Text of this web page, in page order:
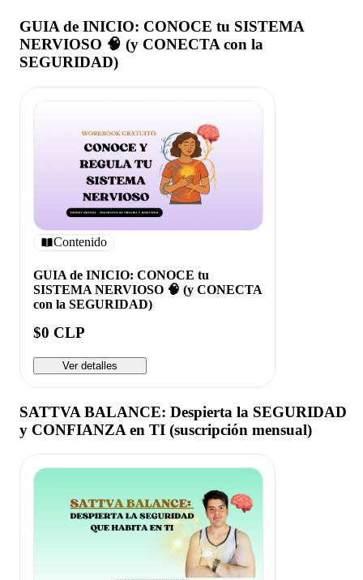
GUIA de INICIO: CONOCE tu SISTEMA
NERVIOSO 🧠 (y CONECTA con la
SEGURIDAD)
Contenido
GUIA de INICIO: CONOCE tu
SISTEMA NERVIOSO 🧠 (y CONECTA
con la SEGURIDAD)
$0 CLP
Ver detalles
SATTVA BALANCE: Despierta la SEGURIDAD
y CONFIANZA en TI (suscripción mensual)